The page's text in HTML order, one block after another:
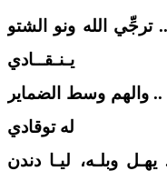
ترجِّي الله ونو الشتو
يـنـقــادي
والهم وسط الضماير
له توقادي
وبلـه، ليـا دندن